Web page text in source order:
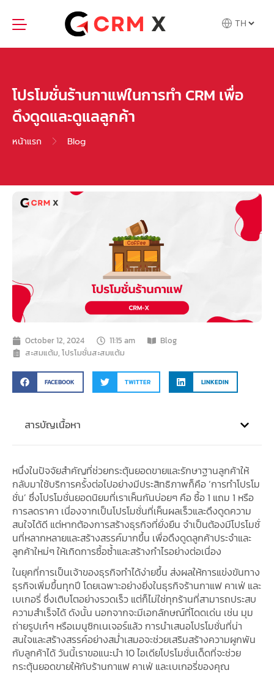
โปรโมชั่นร้านกาแฟในการทำ CRM เพื่อ
ดึงดูดและดูแลลูกค้า
หน้าแรก Blog
October 12, 2024 11:15 am
Blog
สะสมแต้ม, โปรโมชั่นสะสมแต้ม
FACEBOOK TWITTER LINKEDIN
สารบัญเนื้อหา
หนึ่งในปัจจัยสำคัญที่ช่วยกระตุ้นยอดขายและรักษาฐานลูกค้าให้
กลับมาใช้บริการครั้งต่อไปอย่างมีประสิทธิภาพก็คือ ‘การทำโปรโม
ชั่น’ ซึ่งโปรโมชั่นยอดนิยมที่เราเห็นกันบ่อยๆ คือ ซื้อ 1 แถม 1 หรือ
การลดราคา เนื่องจากเป็นโปรโมชั่นที่เห็นผลเร็วและดึงดูดความ
สนใจได้ดี แต่หากต้องการสร้างธุรกิจที่ยั่งยืน จำเป็นต้องมีโปรโมชั่
นที่หลากหลายและสร้างสรรค์มากขึ้น เพื่อดึงดูดลูกค้าประจำและ
ลูกค้าใหม่ๆ ให้เกิดการซื้อซ้ำและสร้างกำไรอย่างต่อเนื่อง
ในยุคที่การเป็นเจ้าของธุรกิจทำได้ง่ายขึ้น ส่งผลให้การแข่งขันทาง
ธุรกิจเพิ่มขึ้นทุกปี โดยเฉพาะอย่างยิ่งในธุรกิจร้านกาแฟ คาเฟ่ และ
เบเกอรี่ ซึ่งเติบโตอย่างรวดเร็ว แต่ก็ไม่ใช่ทุกร้านที่สามารถประสบ
ความสำเร็จได้ ดังนั้น นอกจากจะมีเอกลักษณ์ที่โดดเด่น เช่น มุม
ถ่ายรูปเก๋ๆ หรือเมนูซิกเนเจอร์แล้ว การนำเสนอโปรโมชั่นที่น่า
สนใจและสร้างสรรค์อย่างสม่ำเสมอจะช่วยเสริมสร้างความผูกพัน
กับลูกค้าได้ วันนี้เราขอแนะนำ 10 ไอเดียโปรโมชั่นเด็ดที่จะช่วย
กระตุ้นยอดขายให้กับร้านกาแฟ คาเฟ่ และเบเกอรี่ของคุณ